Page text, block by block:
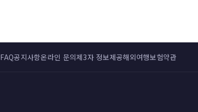
FAQ공지사항온라인 문의제3자 정보제공해외여행보험약관